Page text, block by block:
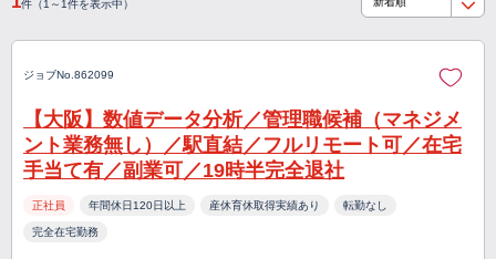
件（1～1件を表示中）
ジョブNo.862099
【大阪】数値データ分析／管理職候補（マネジメ
ント業務無し）／駅直結／フルリモート可／在宅
手当て有／副業可／19時半完全退社
正社員 年間休日120日以上 産休育休取得実績あり 転勤なし
完全在宅勤務